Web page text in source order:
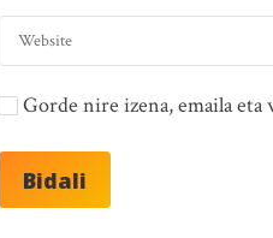
Gorde nire izena, emaila